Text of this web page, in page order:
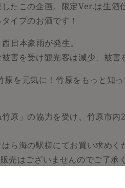
たこの企画。限定Ver.は生酒
イプのお酒です！
日本豪雨が発生。
害を受け観光客は減少、被害
を元気に！竹原をもっと知
原」の協力を受け、竹原市
ら海の駅様にてお買い求めく
売はございませんのでご了承
の荘園として栄えた歴史から